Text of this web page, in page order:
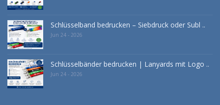
Schlüsselband bedrucken – Siebdruck oder Subl ..
Jun 24 - 2026
Schlüsselbänder bedrucken | Lanyards mit Logo ..
Jun 24 - 2026